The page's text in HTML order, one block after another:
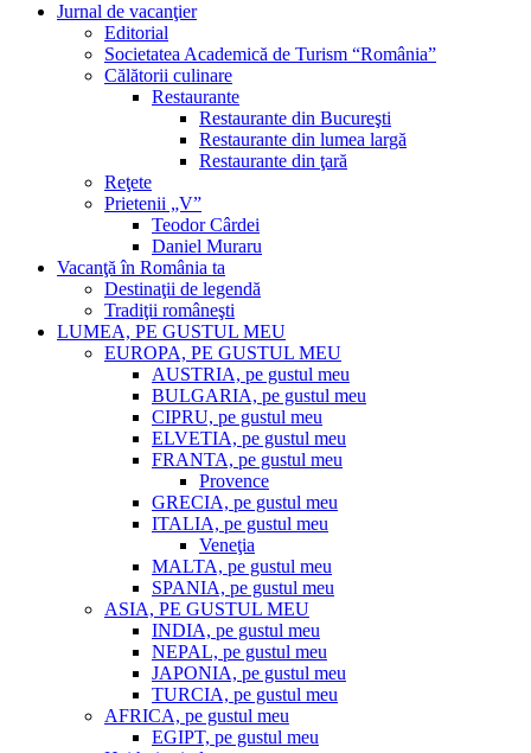
Jurnal de vacanţier
Editorial
Societatea Academică de Turism “România”
Călătorii culinare
Restaurante
Restaurante din Bucureşti
Restaurante din lumea largă
Restaurante din ţară
Reţete
Prietenii „V”
Teodor Cârdei
Daniel Muraru
Vacanţă în România ta
Destinaţii de legendă
Tradiţii româneşti
LUMEA, PE GUSTUL MEU
EUROPA, PE GUSTUL MEU
AUSTRIA, pe gustul meu
BULGARIA, pe gustul meu
CIPRU, pe gustul meu
ELVETIA, pe gustul meu
FRANTA, pe gustul meu
Provence
GRECIA, pe gustul meu
ITALIA, pe gustul meu
Veneţia
MALTA, pe gustul meu
SPANIA, pe gustul meu
ASIA, PE GUSTUL MEU
INDIA, pe gustul meu
NEPAL, pe gustul meu
JAPONIA, pe gustul meu
TURCIA, pe gustul meu
AFRICA, pe gustul meu
EGIPT, pe gustul meu